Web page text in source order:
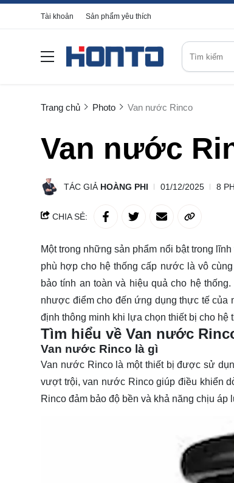
Tài khoản Sản phẩm yêu thích
Trang chủ Photo Van nước Rinco
Van nước
TÁC GIẢ HOÀNG PHI 01/12/2025 8
CHIA SẺ:
Một trong những sản phẩm nổi bật trong
phù hợp cho hệ thống cấp nước là vô
bảo tính an toàn và hiệu quả cho hệ
nhược điểm cho đến ứng dụng thực tế của
định thông minh khi lựa chọn thiết bị cho hệ
Tìm hiểu về Van nước
Van nước Rinco là gì
Van nước Rinco là một thiết bị được sử
vượt trội, van nước Rinco giúp điều khiển
Rinco đảm bảo độ bền và khả năng chịu